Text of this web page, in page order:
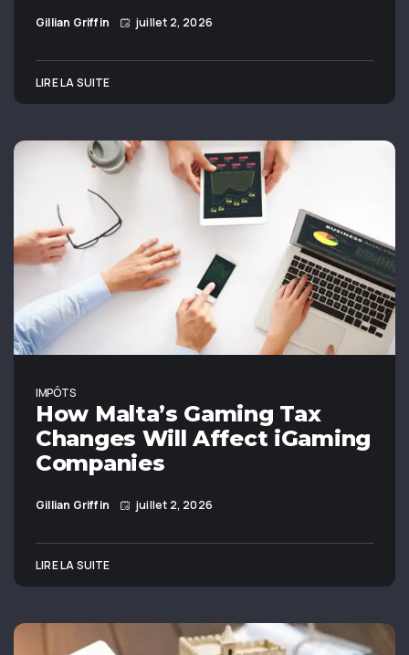
Gillian Griffin juillet 2, 2026
LIRE LA SUITE
IMPÔTS
How Malta’s Gaming Tax
Changes Will Affect iGaming
Companies
Gillian Griffin juillet 2, 2026
LIRE LA SUITE